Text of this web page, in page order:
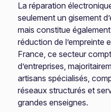
La réparation
seulement un gisement
mais constitue
réduction de l’empreinte
France, ce secteur
d’entreprises,
artisans spécialisés,
réseaux structurés et
grandes enseignes.